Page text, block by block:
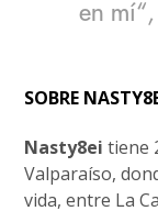
en
SOBRE
Nasty8ei tiene
Valparaíso,
vida, entre La